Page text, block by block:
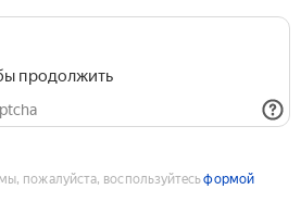
продолжить
пожалуйста, воспользуйтесьформой